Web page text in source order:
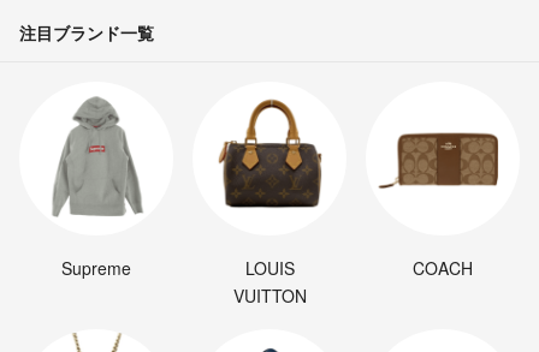
注目ブランド一覧
Supreme
LOUIS
VUITTON
COACH